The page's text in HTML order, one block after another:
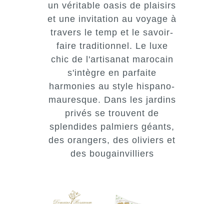
un véritable oasis de plaisirs
et une invitation au voyage à
travers le temp et le savoir-
faire traditionnel. Le luxe
chic de l'artisanat marocain
s'intègre en parfaite
harmonies au style hispano-
mauresque. Dans les jardins
privés se trouvent de
splendides palmiers géants,
des orangers, des oliviers et
des bougainvilliers